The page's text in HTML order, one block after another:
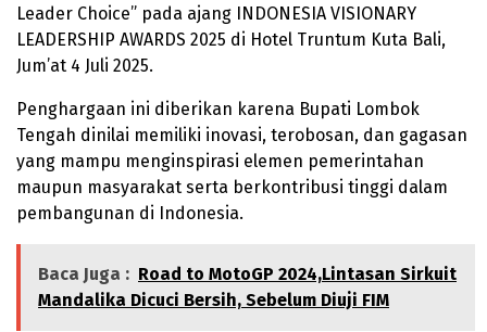
Leader Choice” pada ajang INDONESIA VISIONARY
LEADERSHIP AWARDS 2025 di Hotel Truntum Kuta Bali,
Jum’at 4 Juli 2025.
Penghargaan ini diberikan karena Bupati Lombok
Tengah dinilai memiliki inovasi, terobosan, dan gagasan
yang mampu menginspirasi elemen pemerintahan
maupun masyarakat serta berkontribusi tinggi dalam
pembangunan di Indonesia.
Baca Juga : Road to MotoGP 2024,Lintasan Sirkuit
Mandalika Dicuci Bersih, Sebelum Diuji FIM